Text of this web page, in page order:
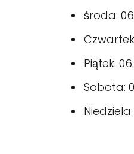
środa:
Piątek:
Sobota: